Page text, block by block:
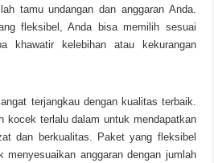
tamu undangan dan anggaran Anda.
fleksibel, Anda bisa memilih sesuai
khawatir kelebihan atau kekurangan
terjangkau dengan kualitas terbaik.
kocek terlalu dalam untuk mendapatkan
dan berkualitas. Paket yang fleksibel
menyesuaikan anggaran dengan jumlah